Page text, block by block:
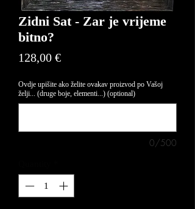
Zidni Sat - Zar je vrijeme
bitno?
128,00 €Price
Ovdje upišite ako želite ovakav proizvod po Vašoj
želji... (druge boje, elementi...) (optional)
0/500